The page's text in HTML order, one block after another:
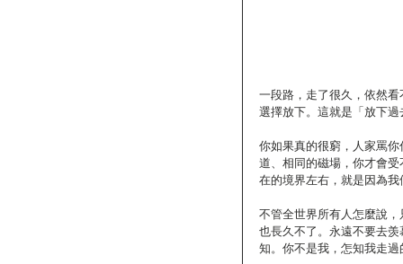
一段路，走了很久，依然
選擇放下。這就是「放下過
你如果真的很窮，人家罵
道、相同的磁場，你才會
在的境界左右，就是因為我
不管全世界所有人怎麼說
也長久不了。永遠不要去
知。你不是我，怎知我走